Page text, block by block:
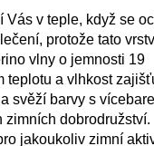
Vás v teple, když se
protože tato
vlny o jemnosti 19
teplotu a vlhkost
svěží barvy s
zimních dobrodružství.
jakoukoliv zimní